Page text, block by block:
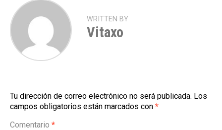
WRITTEN BY
Vitaxo
Tu dirección de correo electrónico no será publicada. Los
campos obligatorios están marcados con *
Comentario *